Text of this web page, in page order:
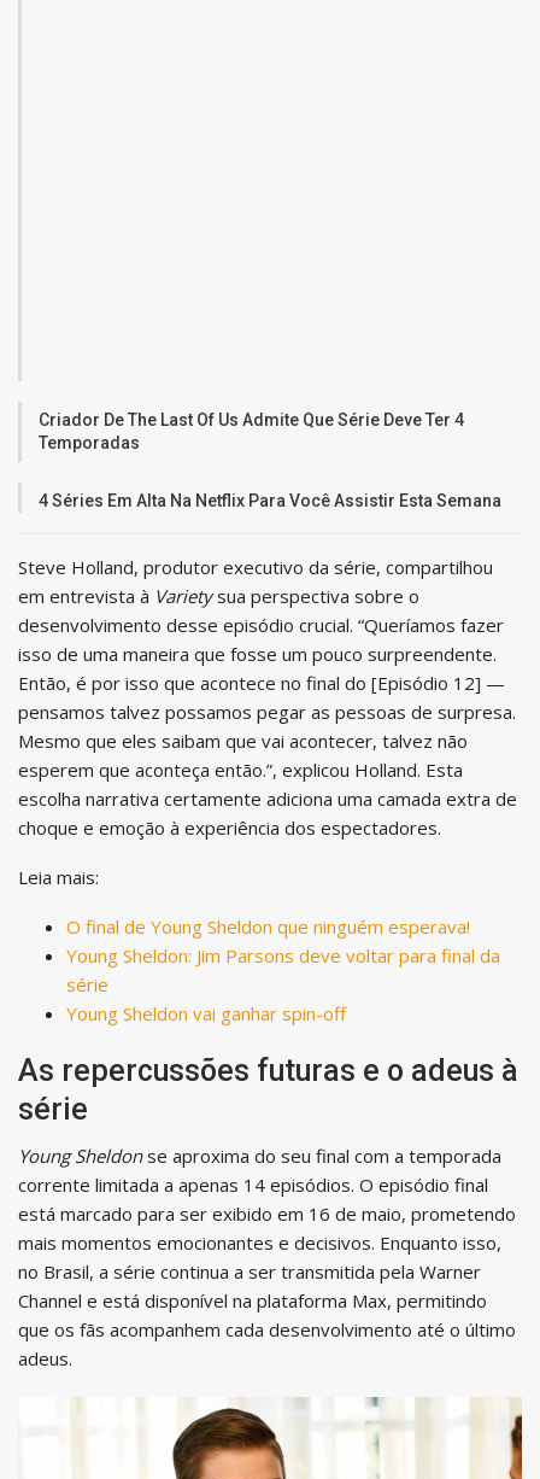
Criador De The Last Of Us Admite Que Série Deve Ter 4
Temporadas
4 Séries Em Alta Na Netflix Para Você Assistir Esta Semana
Steve Holland, produtor executivo da série, compartilhou
em entrevista à Varietysua perspectiva sobre o
desenvolvimento desse episódio crucial. “Queríamos fazer
isso de uma maneira que fosse um pouco surpreendente.
Então, é por isso que acontece no final do [Episódio 12] —
pensamos talvez possamos pegar as pessoas de surpresa.
Mesmo que eles saibam que vai acontecer, talvez não
esperem que aconteça então.”, explicou Holland. Esta
escolha narrativa certamente adiciona uma camada extra de
choque e emoção à experiência dos espectadores.
Leia mais:
O final de Young Sheldon que ninguém esperava!
Young Sheldon: Jim Parsons deve voltar para final da
série
Young Sheldon vai ganhar spin-off
As repercussões futuras e o adeus à
série
Young Sheldonse aproxima do seu final com a temporada
corrente limitada a apenas 14 episódios. O episódio final
está marcado para ser exibido em 16 de maio, prometendo
mais momentos emocionantes e decisivos. Enquanto isso,
no Brasil, a série continua a ser transmitida pela Warner
Channel e está disponível na plataforma Max, permitindo
que os fãs acompanhem cada desenvolvimento até o último
adeus.